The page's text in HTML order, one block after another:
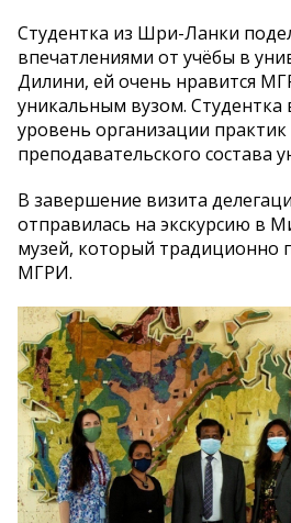
Студентка из Шри-Ланки
впечатлениями от учёбы в
Дилини, ей очень нравится
уникальным вузом. Студентка
уровень организации
преподавательского состава
В завершение визита
отправилась на экскурсию в
музей, который традиционно
МГРИ.